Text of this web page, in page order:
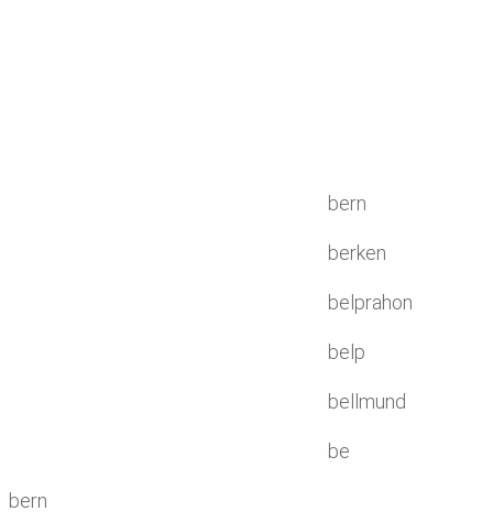
bern
berken
belprahon
belp
bellmund
be
bern